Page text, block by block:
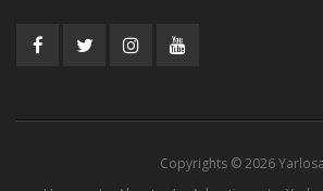
Copyrights © 2026